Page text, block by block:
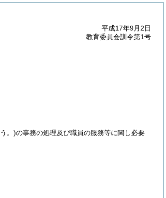
平成17年9月2日
教育委員会訓令第1号
。)の事務の処理及び職員の服務等に関し必要